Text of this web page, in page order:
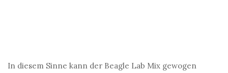
In diesem Sinne kann der Beagle Lab Mix gewogen